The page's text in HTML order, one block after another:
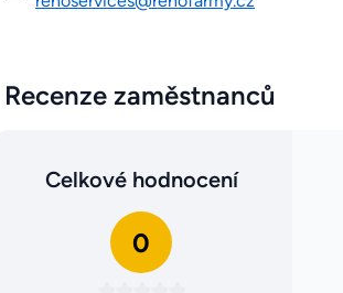
Recenze zaměstnanců
Celkové hodnocení
0